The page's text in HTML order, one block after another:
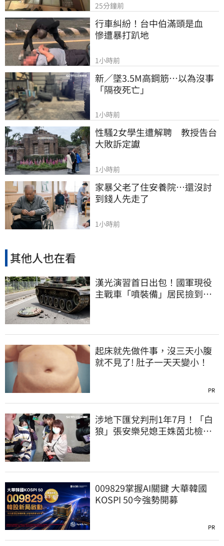
25分鐘前
行車糾紛！台中伯滿頭是血
慘遭暴打趴地
1小時前
新／墜3.5M高鋼筋…以為沒事
「隔夜死亡」
1小時前
性騷2女學生遭解聘　教授告台
大敗訴定讞
1小時前
家暴父老了住安養院…還沒討
到錢人先走了
1小時前
其他人也在看
漢光演習首日出包！國軍現役
主戰車「噴裝備」居民撿到零
起床就先做件事，沒三天小腹
就不見了! 肚子一天天變小！
PR
涉地下匯兌判刑1年7月！「白
狼」張安樂兒媳王姝茵北檢報
009829掌握AI關鍵 大華韓國
KOSPI 50今強勢開募
PR